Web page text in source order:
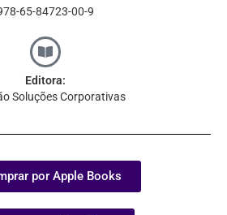
65-84723-00-9
Editora:
Soluções Corporativas
por Apple Books